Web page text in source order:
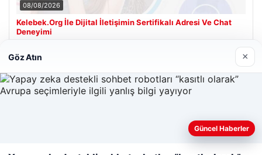
08/08/2026
Kelebek.Org İle Dijital İletişimin Sertifikalı Adresi Ve Chat
Deneyimi
Son Eklenen Firmalar
Web sitemizi nasıl kullandığınızı daha iyi anlayabilmek,
Göz Atın ×
Güncel Haberler